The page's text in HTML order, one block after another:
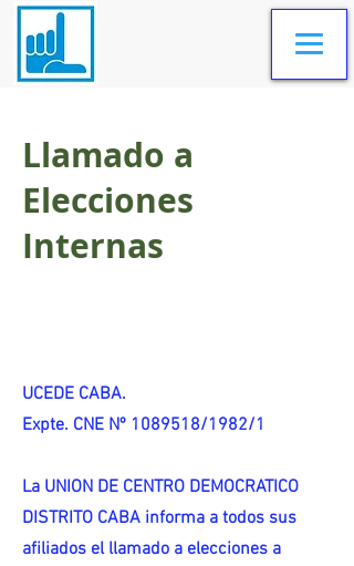
Llamado a
Elecciones
Internas
UCEDE CABA.
Expte. CNE Nº 1089518/1982/1
La UNION DE CENTRO DEMOCRATICO
DISTRITO CABA informa a todos sus
afiliados el llamado a elecciones a